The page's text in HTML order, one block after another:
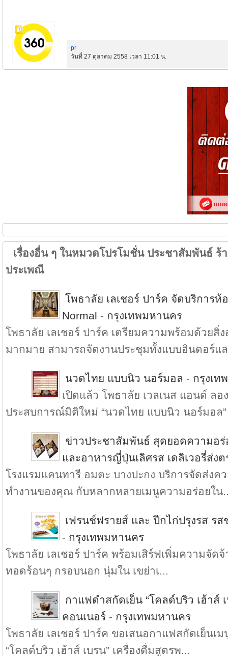
pr
วันที่ 27 ตุลาคม 2558 เวลา 11:01 น.
เรื่องอื่น ๆ ในหมวดโปรโมชั่น ประชาสัมพันธ์ ร้
ประเพณี
โพธาลัย เลเชอร์ ปาร์ค จัดบริการห้
Normal - กรุงเทพมหานคร
โพธาลัย เลเชอร์ ปาร์ค เตรียมความพร้อมด้วยสิ่
มากมาย สามารถจัดงานประชุมทั้งแบบอินดอร์แ
นวดไทย แบบนิว นอร์มอล - กรุงเท
เปิดแล้ว โพธาลัย เวลเนส แอนด์ ล
ประสบการณ์มิติใหม่ “นวดไทย แบบนิว นอร์มอล
ข่าวประชาสัมพันธ์ สุดยอดความอร่
และอาหารญี่ปุ่นเลิศรส เดลิเวอรี่ส่ง
โรงแรมแคนทารี อมตะ บางปะกง บริการจัดส่งค
ทำงานของคุณ กับหลากหลายเมนูความอร่อยใน
เฟรนช์ฟรายส์ และ ปีกไก่ปรุงรส รส
- กรุงเทพมหานคร
โพธาลัย เลเชอร์ ปาร์ค พร้อมเสิร์ฟเพิ่มความจัด
ทอดร้อนๆ กรอบนอก นุ่มใน เขย่าเ...
กาแฟดำสกัดเย็น “โคลด์บริว เฮ้าส์
คอนเนอร์ - กรุงเทพมหานคร
โพธาลัย เลเชอร์ ปาร์ค ขอเสนอกาแฟสกัดเย็นเ
“โคลด์บริว เฮ้าส์ เบรน” เครื่องดื่มสูตรพ...